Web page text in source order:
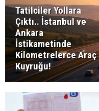
Tatilciler Yollara
Çıktı.. İstanbul ve
Ankara
İstikametinde
Kilometrelerce Araç
Kuyruğu!